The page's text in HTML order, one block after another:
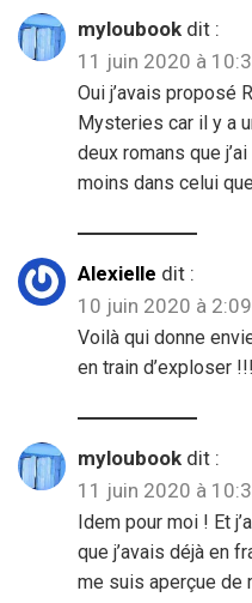
myloubook dit :
11 juin 2020 à
Oui j’avais proposé
Mysteries car il y a
deux romans que
moins dans celui
Alexielle dit :
10 juin 2020 à 2:09
Voilà qui donne
en train d’exploser
myloubook dit :
11 juin 2020 à
Idem pour moi ! Et
que j’avais déjà en
me suis aperçue de